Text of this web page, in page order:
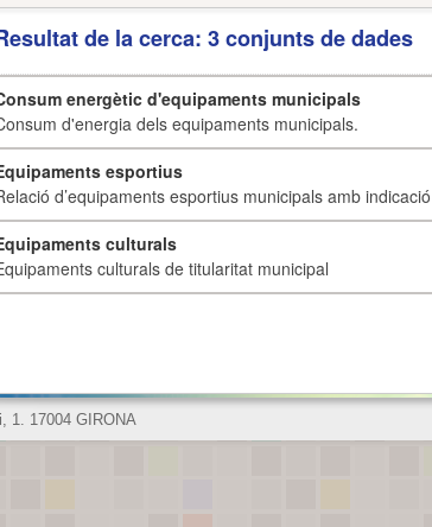
de la cerca: 3 conjunts de dades
energètic d'equipaments municipals
d'energia dels equipaments municipals.
esportius
d’equipaments esportius municipals amb
culturals
culturals de titularitat municipal
1. 17004 GIRONA